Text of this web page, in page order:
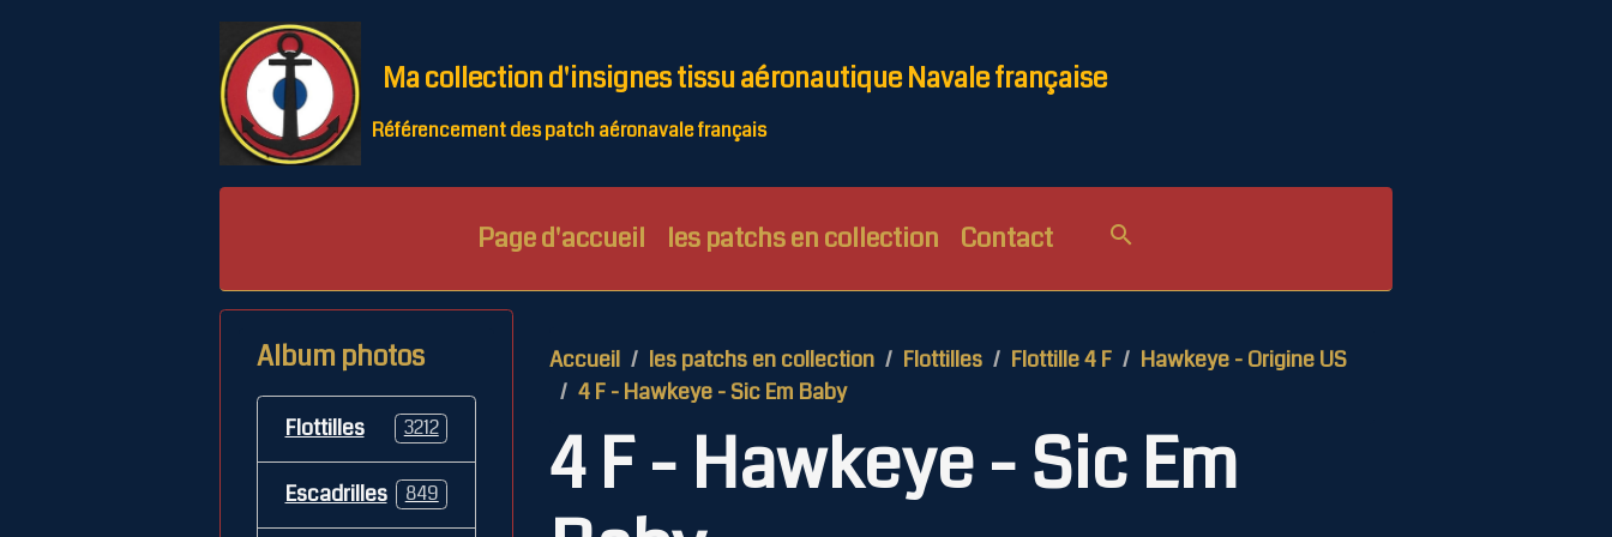
Ma collection d'insignes tissu aéronautique Navale française
Référencement des patch aéronavale français
Page d'accueil les patchs en collection Contact
Accueil les patchs en collection Flottilles Flottille 4 F
Hawkeye - Origine US
4 F - Hawkeye - Sic Em Baby
4 F - Hawkeye - Sic Em
Album photos
Flottilles 3212
Escadrilles 849